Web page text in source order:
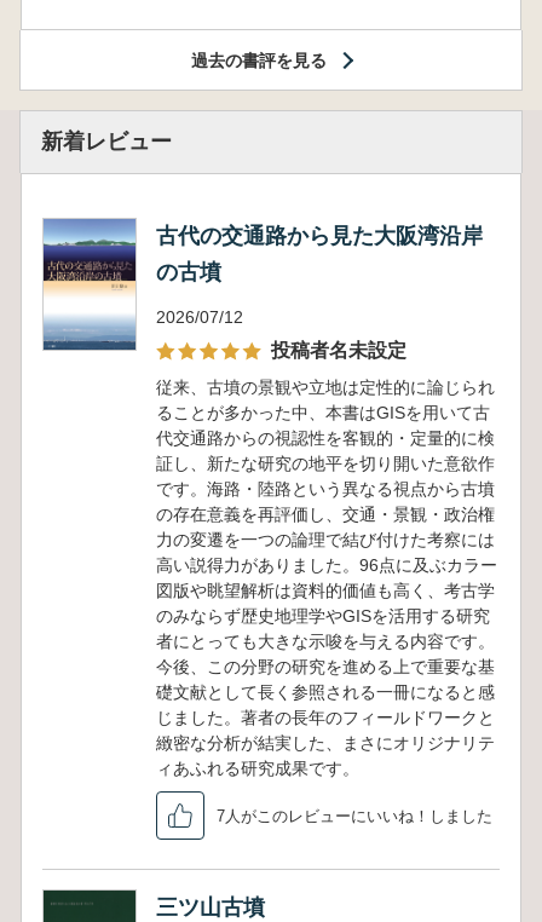
過去の書評を見る
新着レビュー
古代の交通路から見た大阪湾沿岸
の古墳
2026/07/12
投稿者名未設定
従来、古墳の景観や立地は定性的に論じられ
ることが多かった中、本書はGISを用いて古
代交通路からの視認性を客観的・定量的に検
証し、新たな研究の地平を切り開いた意欲作
です。海路・陸路という異なる視点から古墳
の存在意義を再評価し、交通・景観・政治権
力の変遷を一つの論理で結び付けた考察には
高い説得力がありました。96点に及ぶカラー
図版や眺望解析は資料的価値も高く、考古学
のみならず歴史地理学やGISを活用する研究
者にとっても大きな示唆を与える内容です。
今後、この分野の研究を進める上で重要な基
礎文献として長く参照される一冊になると感
じました。著者の長年のフィールドワークと
緻密な分析が結実した、まさにオリジナリテ
ィあふれる研究成果です。
7人がこのレビューにいいね！しました
三ツ山古墳